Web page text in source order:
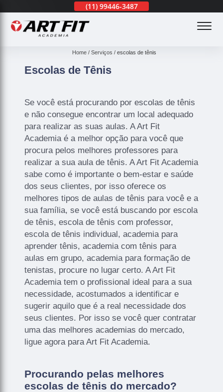
(11) 99446-3487 (11)
Home Serviços escolas de tênis
Escolas de Tênis
Se você está procurando por escolas de tênis
e não consegue encontrar um local adequado
para realizar as suas aulas. A Art Fit
Academia é a melhor opção para você que
procura pelos melhores professores para
realizar a sua aula de tênis. A Art Fit Academia
sabe como é importante o bem-estar e saúde
dos seus clientes, por isso oferece os
melhores tipos de aulas de tênis para você e a
sua família, se você está buscando por escola
de tênis, escola de tênis com professor,
escola de tênis individual, academia para
aprender tênis, academia com tênis para
aulas em grupo, academia para formação de
tenistas, procure no lugar certo. A Art Fit
Academia tem o profissional ideal para a sua
necessidade, acostumados a identificar e
sugerir aquilo que é a real necessidade dos
seus clientes. Por isso se você quer contratar
uma das melhores academias do mercado,
ligue agora para Art Fit Academia.
Procurando pelas melhores
escolas de tênis do mercado?